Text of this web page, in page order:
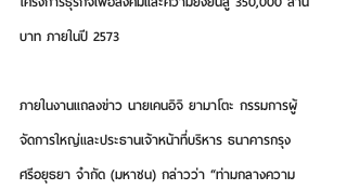
บาท ภายในปี 2573
ภายในงานแถลงข่าว นายเคนอิจิ ยามาโตะ กรรมการผู้
จัดการใหญ่และประธานเจ้าหน้าที่บริหาร ธนาคารกรุง
ศรีอยุธยา จำกัด (มหาชน) กล่าวว่า “ท่ามกลางความ